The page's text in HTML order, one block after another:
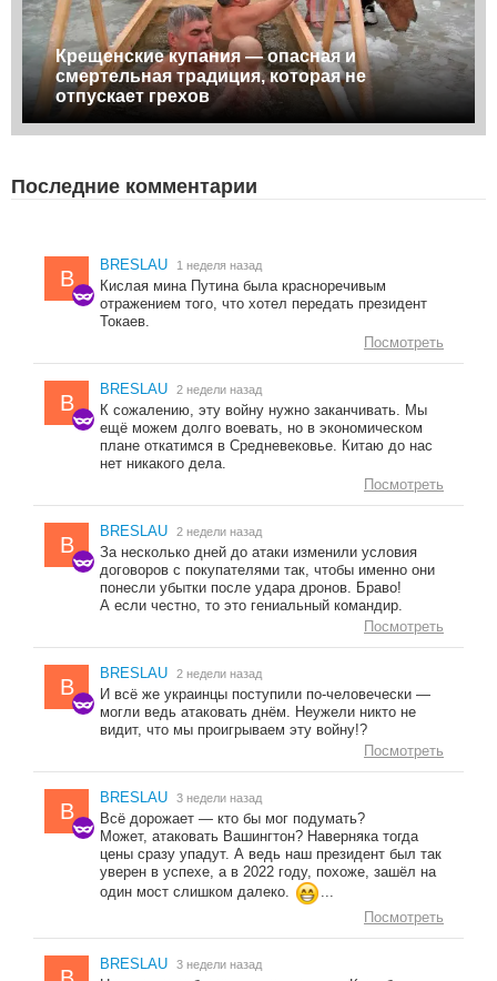
Крещенские купания — опасная и
смертельная традиция, которая не
отпускает грехов
Последние комментарии
B
BRESLAU 1 неделя назад
Кислая мина Путина была красноречивым
отражением того, что хотел передать президент
Токаев.
Посмотреть
B
BRESLAU 2 недели назад
К сожалению, эту войну нужно заканчивать. Мы
ещё можем долго воевать, но в экономическом
плане откатимся в Средневековье. Китаю до нас
нет никакого дела.
Посмотреть
B
BRESLAU 2 недели назад
За несколько дней до атаки изменили условия
договоров с покупателями так, чтобы именно они
понесли убытки после удара дронов. Браво!
А если честно, то это гениальный командир.
Посмотреть
B
BRESLAU 2 недели назад
И всё же украинцы поступили по-человечески —
могли ведь атаковать днём. Неужели никто не
видит, что мы проигрываем эту войну!?
Посмотреть
B
BRESLAU 3 недели назад
Всё дорожает — кто бы мог подумать?
Может, атаковать Вашингтон? Наверняка тогда
цены сразу упадут. А ведь наш президент был так
уверен в успехе, а в 2022 году, похоже, зашёл на
один мост слишком далеко.
...
Посмотреть
BRESLAU 3 недели назад